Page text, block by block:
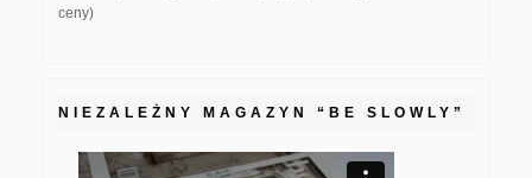
ceny)
NIEZALEŻNY MAGAZYN “BE SLOWLY”